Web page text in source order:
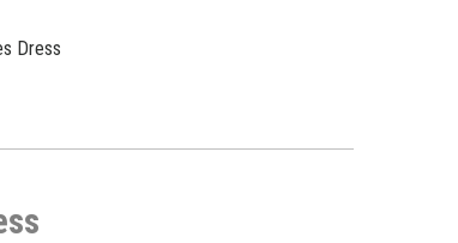
Dress